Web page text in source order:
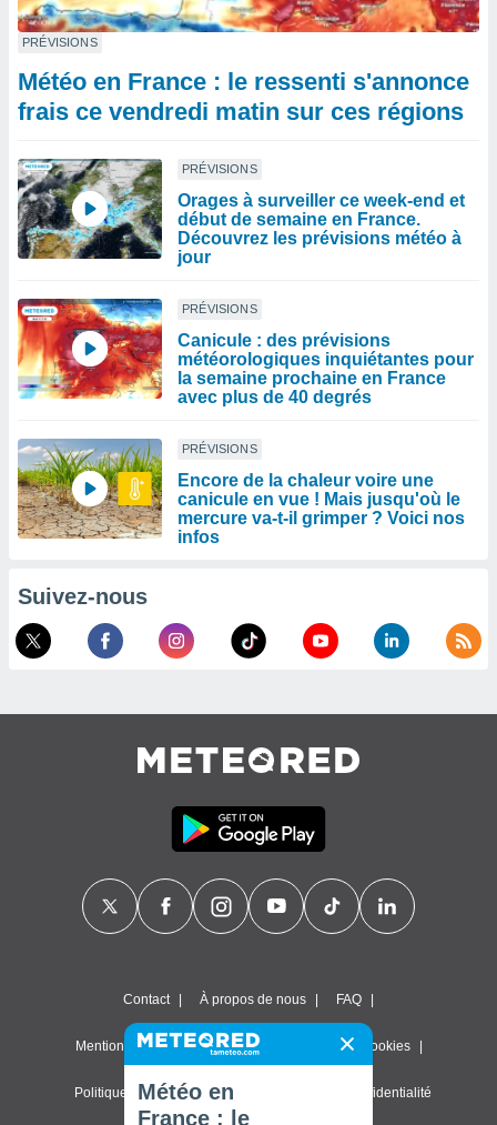
PRÉVISIONS
Météo en France : le ressenti s'annonce
frais ce vendredi matin sur ces régions
PRÉVISIONS
Orages à surveiller ce week-end et
début de semaine en France.
Découvrez les prévisions météo à
jour
PRÉVISIONS
Canicule : des prévisions
météorologiques inquiétantes pour
la semaine prochaine en France
avec plus de 40 degrés
PRÉVISIONS
Encore de la chaleur voire une
canicule en vue ! Mais jusqu'où le
mercure va-t-il grimper ? Voici nos
infos
Suivez-nous
Contact À propos de nous FAQ
Mentions légales & Conditions d'utilisation Cookies
Politique de confidentialité Paramètres de confidentialité
Météo en
France : le